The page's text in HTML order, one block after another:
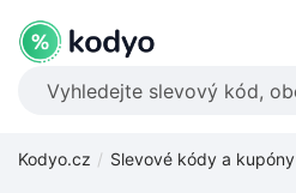
Kodyo.cz Slevové kódy a kupóny